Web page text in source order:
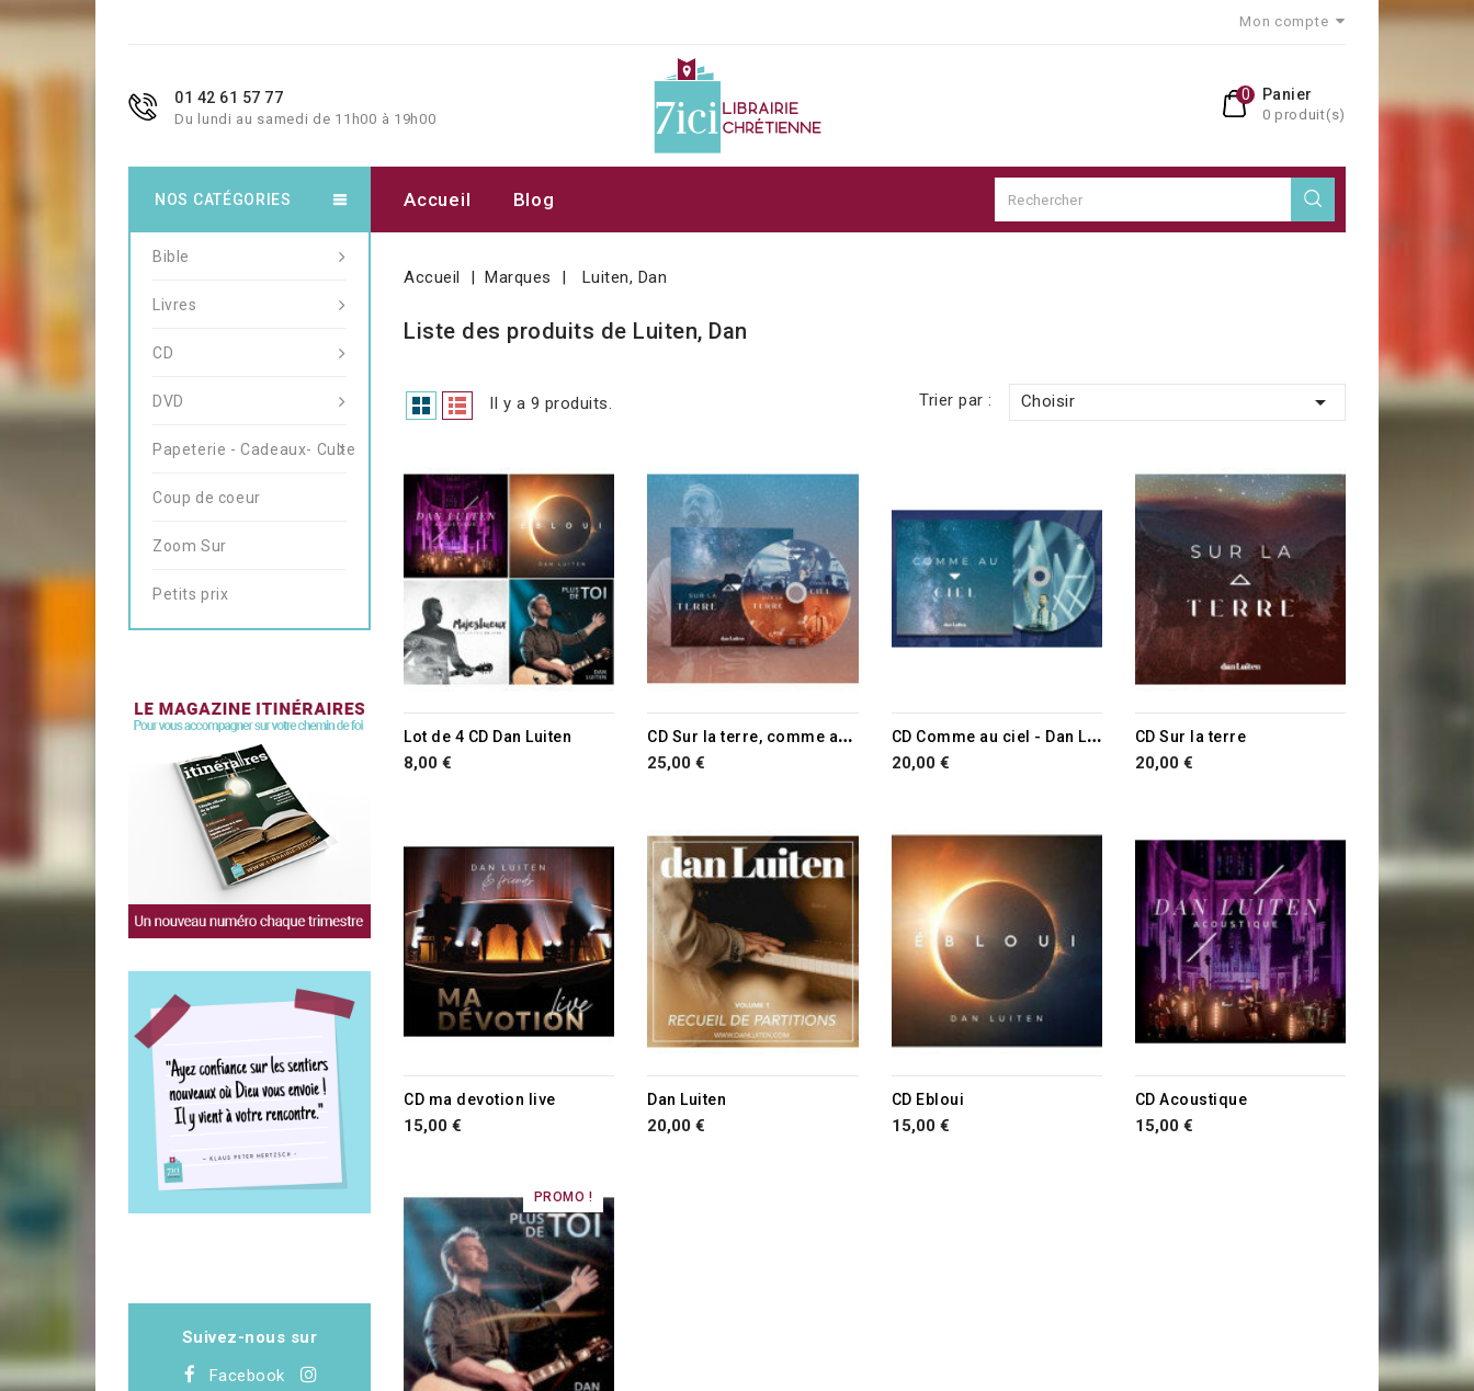
Mon compte
01 42 61 57 77
Du lundi au samedi de 11h00 à 19h00
Panier
0 produit(s)
0
Accueil Blog
NOS CATÉGORIES
Bible
Livres
CD
DVD
Papeterie - Cadeaux- Culte
Coup de coeur
Zoom Sur
Petits prix
Suivez-nous sur
Facebook
Accueil Marques Luiten, Dan
Liste des produits de Luiten, Dan
Il y a 9 produits. Trier par : Choisir 
Lot de 4 CD Dan Luiten
8,00 €
C
D Sur la terre, comme au ciel
25,00 €
RUPTURE DE STOCK C
D Comme au ciel - Dan Luiten
20,00 €
CD Sur la terre
20,00 €
CD ma devotion live
15,00 €
Dan Luiten
20,00 €
CD Ebloui
15,00 €
CD Acoustique
15,00 €
PROMO !